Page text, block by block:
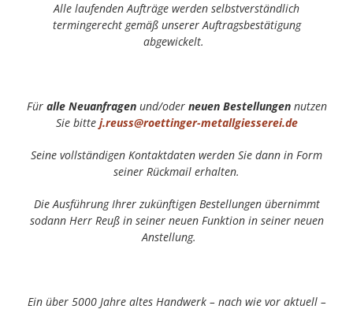
Alle laufenden Aufträge werden selbstverständlich
termingerecht gemäß unserer Auftragsbestätigung
abgewickelt.
Für alle Neuanfragen und/oder neuen Bestellungennutzen
Sie bitte j.reuss@roettinger-metallgiesserei.de
Seine vollständigen Kontaktdaten werden Sie dann in Form
seiner Rückmail erhalten.
Die Ausführung Ihrer zukünftigen Bestellungen übernimmt
sodann Herr Reuß in seiner neuen Funktion in seiner neuen
Anstellung.
Ein über 5000 Jahre altes Handwerk – nach wie vor aktuell –